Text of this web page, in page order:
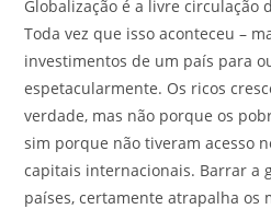
Globalização é a livre circulação
Toda vez que isso aconteceu –
investimentos de um país para
espetacularmente. Os ricos
verdade, mas não porque os
sim porque não tiveram acesso
capitais internacionais. Barrar a
países, certamente atrapalha os